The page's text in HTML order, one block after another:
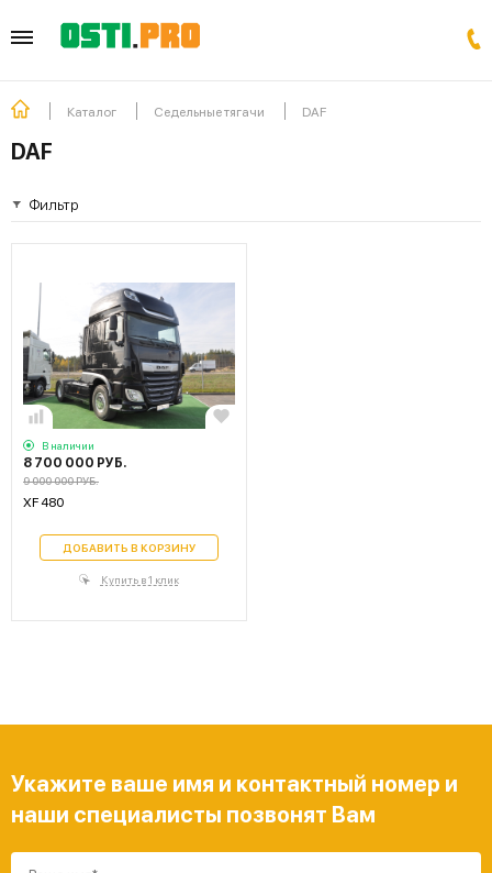
Каталог Седельные тягачи DAF
DAF
Фильтр
В наличии
8 700 000 РУБ.
9 000 000 РУБ.
XF 480
ДОБАВИТЬ В КОРЗИНУ
Купить в 1 клик
Укажите ваше имя и контактный номер и
наши специалисты позвонят Вам